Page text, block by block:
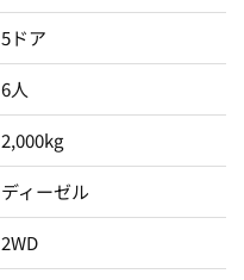
5ドア
6人
2,000kg
ディーゼル
2WD